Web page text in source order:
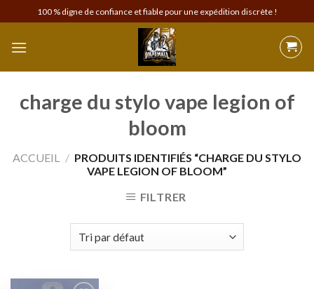
to
content
100 % digne de confiance et fiable pour une expédition discrète !
charge du stylo vape legion of
bloom
ACCUEIL / PRODUITS IDENTIFIÉS “CHARGE DU STYLO
VAPE LEGION OF BLOOM”
FILTRER